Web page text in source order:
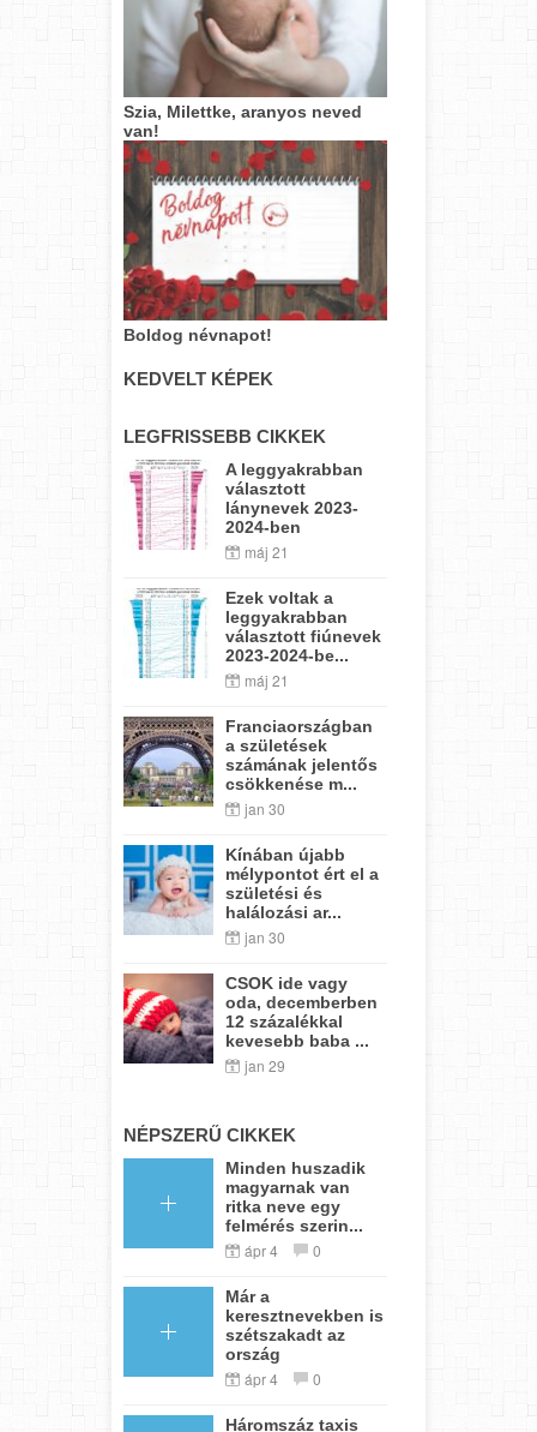
Szia, Milettke, aranyos neved
van!
Boldog névnapot!
KEDVELT KÉPEK
LEGFRISSEBB CIKKEK
A leggyakrabban
választott
lánynevek 2023-
2024-ben
máj 21
Ezek voltak a
leggyakrabban
választott fiúnevek
2023-2024-be...
máj 21
Franciaországban
a születések
számának jelentős
csökkenése m...
jan 30
Kínában újabb
mélypontot ért el a
születési és
halálozási ar...
jan 30
CSOK ide vagy
oda, decemberben
12 százalékkal
kevesebb baba ...
jan 29
NÉPSZERŰ CIKKEK
Minden huszadik
magyarnak van
ritka neve egy
felmérés szerin...
ápr 4 0
Már a
keresztnevekben is
szétszakadt az
ország
ápr 4 0
Háromszáz taxis